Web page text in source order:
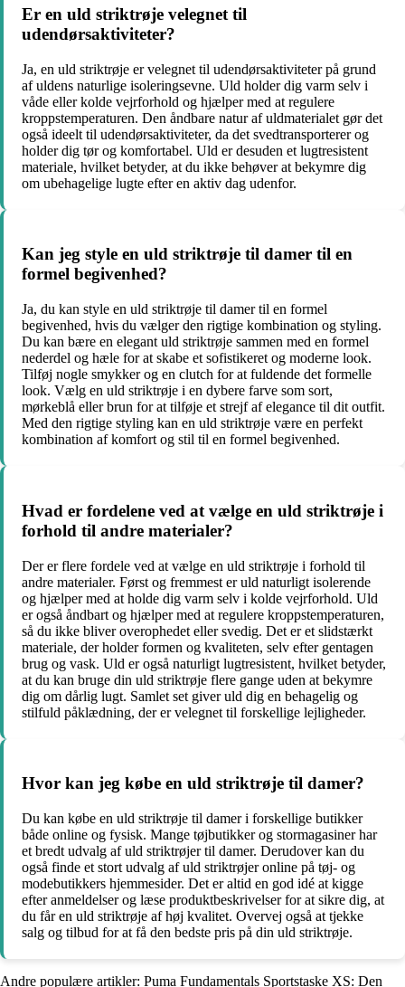
Er en uld striktrøje velegnet til
udendørsaktiviteter?
Ja, en uld striktrøje er velegnet til udendørsaktiviteter på grund
af uldens naturlige isoleringsevne. Uld holder dig varm selv i
våde eller kolde vejrforhold og hjælper med at regulere
kroppstemperaturen. Den åndbare natur af uldmaterialet gør det
også ideelt til udendørsaktiviteter, da det svedtransporterer og
holder dig tør og komfortabel. Uld er desuden et lugtresistent
materiale, hvilket betyder, at du ikke behøver at bekymre dig
om ubehagelige lugte efter en aktiv dag udenfor.
Kan jeg style en uld striktrøje til damer til en
formel begivenhed?
Ja, du kan style en uld striktrøje til damer til en formel
begivenhed, hvis du vælger den rigtige kombination og styling.
Du kan bære en elegant uld striktrøje sammen med en formel
nederdel og hæle for at skabe et sofistikeret og moderne look.
Tilføj nogle smykker og en clutch for at fuldende det formelle
look. Vælg en uld striktrøje i en dybere farve som sort,
mørkeblå eller brun for at tilføje et strejf af elegance til dit outfit.
Med den rigtige styling kan en uld striktrøje være en perfekt
kombination af komfort og stil til en formel begivenhed.
Hvad er fordelene ved at vælge en uld striktrøje i
forhold til andre materialer?
Der er flere fordele ved at vælge en uld striktrøje i forhold til
andre materialer. Først og fremmest er uld naturligt isolerende
og hjælper med at holde dig varm selv i kolde vejrforhold. Uld
er også åndbart og hjælper med at regulere kroppstemperaturen,
så du ikke bliver overophedet eller svedig. Det er et slidstærkt
materiale, der holder formen og kvaliteten, selv efter gentagen
brug og vask. Uld er også naturligt lugtresistent, hvilket betyder,
at du kan bruge din uld striktrøje flere gange uden at bekymre
dig om dårlig lugt. Samlet set giver uld dig en behagelig og
stilfuld påklædning, der er velegnet til forskellige lejligheder.
Hvor kan jeg købe en uld striktrøje til damer?
Du kan købe en uld striktrøje til damer i forskellige butikker
både online og fysisk. Mange tøjbutikker og stormagasiner har
et bredt udvalg af uld striktrøjer til damer. Derudover kan du
også finde et stort udvalg af uld striktrøjer online på tøj- og
modebutikkers hjemmesider. Det er altid en god idé at kigge
efter anmeldelser og læse produktbeskrivelser for at sikre dig, at
du får en uld striktrøje af høj kvalitet. Overvej også at tjekke
salg og tilbud for at få den bedste pris på din uld striktrøje.
Andre populære artikler: Puma Fundamentals Sportstaske XS: Den